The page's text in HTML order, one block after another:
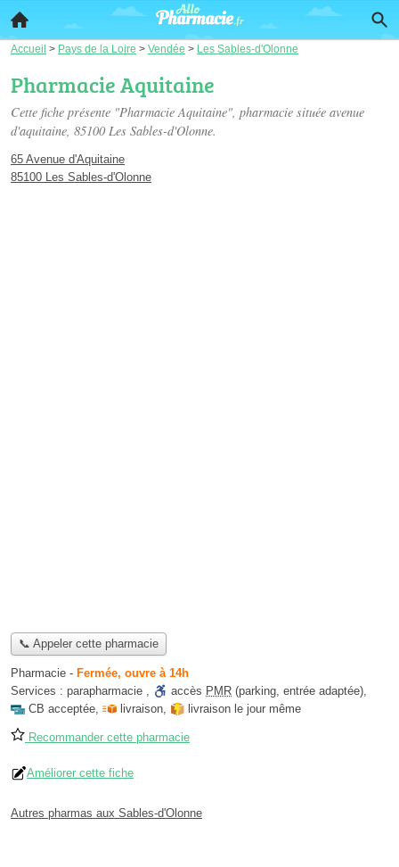
Accueil > Pays de la Loire > Vendée > Les Sables-d'Olonne
Pharmacie Aquitaine
Cette fiche présente "Pharmacie Aquitaine", pharmacie située avenue
d'aquitaine, 85100 Les Sables-d'Olonne.
65 Avenue d'Aquitaine
85100 Les Sables-d'Olonne
📞 Appeler cette pharmacie
Pharmacie - Fermée, ouvre à 14h
Services : parapharmacie , accès PMR (parking, entrée adaptée),
CB acceptée, livraison, livraison le jour même
Recommander cette pharmacie
Améliorer cette fiche
Autres pharmas aux Sables-d'Olonne